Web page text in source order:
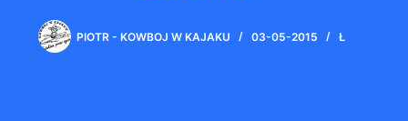
PIOTR - KOWBOJ W KAJAKU 03-05-2015 Ł